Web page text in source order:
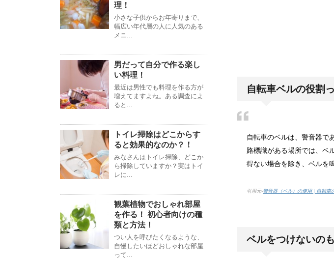
登山専門店を
ついうっかり
余ったシチ
自転車ベルの役割
自転車のベルは、警音器で
路標識がある場所では、ベ
得ない場合を除き、ベルを
引用元-警音器（ベル）の使用 | 自転車
ベルをつけないの
理！
小さな子供からお年寄りまで、
幅広い年代層の人に人気のある
メニ...
男だって自分で作る楽し
い料理！
最近は男性でも料理を作る方が
増えてますよね。ある調査によ
ると...
トイレ掃除はどこからす
ると効果的なのか？！
みなさんはトイレ掃除、どこか
ら掃除していますか？実はトイ
レに...
観葉植物でおしゃれ部屋
を作る！ 初心者向けの種
類と方法！
つい人を呼びたくなるような、
自慢したいほどおしゃれな部屋
って...